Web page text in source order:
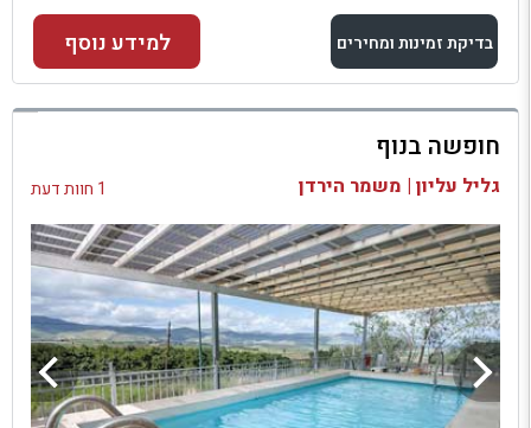
בדיקת זמינות ומחירים
למתחם זה
בדיקת זמינות ומחירים
למידע נוסף
חופשה בנוף
גליל עליון | משמר הירדן 1 חוות דעת